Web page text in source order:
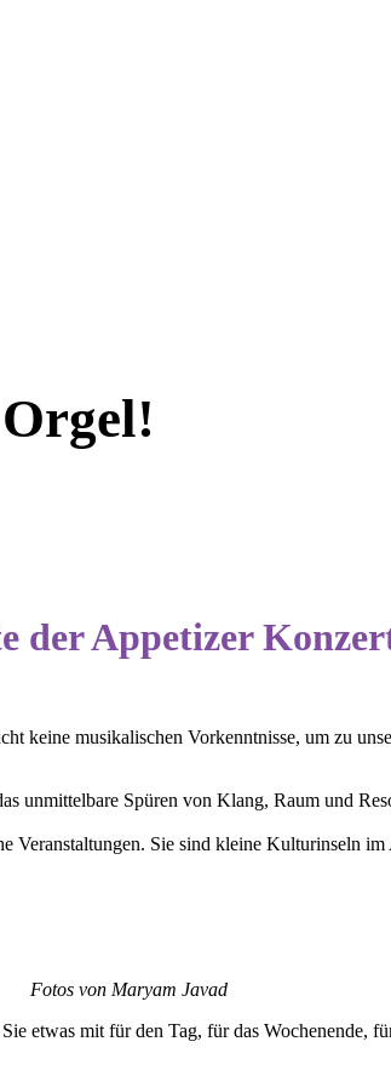
der Appetizer
keine musikalischen Vorkenntnisse, um zu
unmittelbare Spüren von Klang, Raum und
Sie sind kleine Kulturinseln
Fotos von Maryam Javad
etwas mit für den Tag, für das Wochenende,